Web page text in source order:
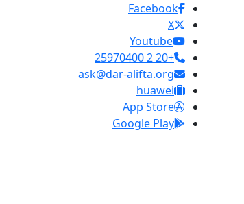
Facebook
X
Youtube
+20 2 25970400
ask@dar-alifta.org
huawei
App Store
Google Play